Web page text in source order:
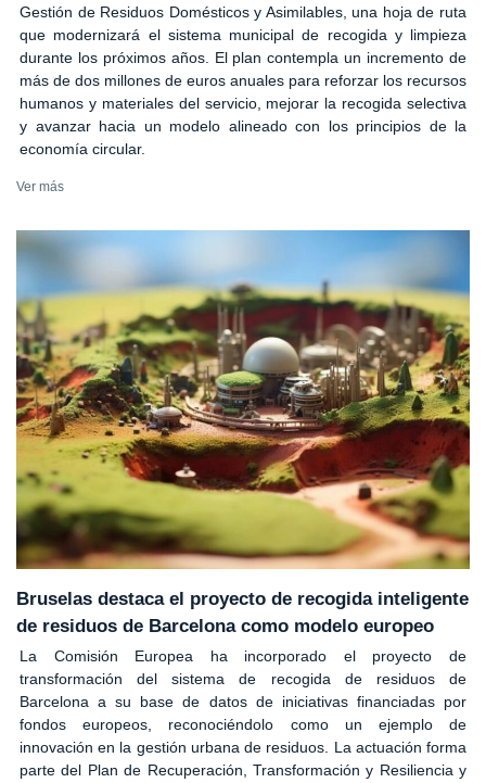
Gestión de Residuos Domésticos y Asimilables, una hoja de ruta
que modernizará el sistema municipal de recogida y limpieza
durante los próximos años. El plan contempla un incremento de
más de dos millones de euros anuales para reforzar los recursos
humanos y materiales del servicio, mejorar la recogida selectiva
y avanzar hacia un modelo alineado con los principios de la
economía circular.
Ver más
Bruselas destaca el proyecto de recogida inteligente
de residuos de Barcelona como modelo europeo
La Comisión Europea ha incorporado el proyecto de
transformación del sistema de recogida de residuos de
Barcelona a su base de datos de iniciativas financiadas por
fondos europeos, reconociéndolo como un ejemplo de
innovación en la gestión urbana de residuos. La actuación forma
parte del Plan de Recuperación, Transformación y Resiliencia y